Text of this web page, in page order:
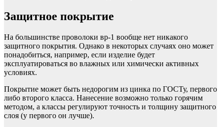
Защитное покрытие
На большинстве проволоки вр-1 вообще нет никакого
защитного покрытия. Однако в некоторых случаях оно может
понадобиться, например, если изделие будет
эксплуатироваться во влажных или химически активных
условиях.
Покрытие может быть недорогим из цинка по ГОСТу, первого
либо второго класса. Нанесение возможно только горячим
методом, а классы регулируют точность и толщину защитного
слоя (у первого он лучше).